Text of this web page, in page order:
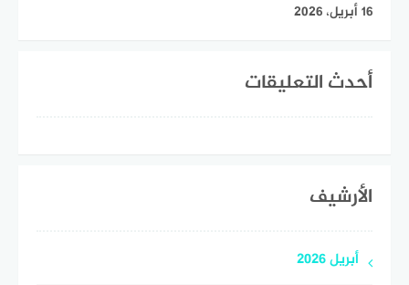
16 أبريل، 2026
أحدث التعليقات
الأرشيف
أبريل 2026